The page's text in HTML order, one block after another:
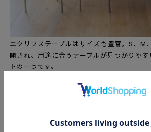
エクリプステーブルはサイズも豊富。S、M
開され、用途に合うテーブルが見つかりや
トの一つです。